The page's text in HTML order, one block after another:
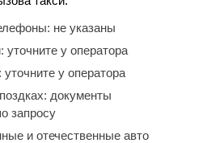
не указаны
уточните у оператора
уточните у оператора
документы
запросу
и отечественные авто